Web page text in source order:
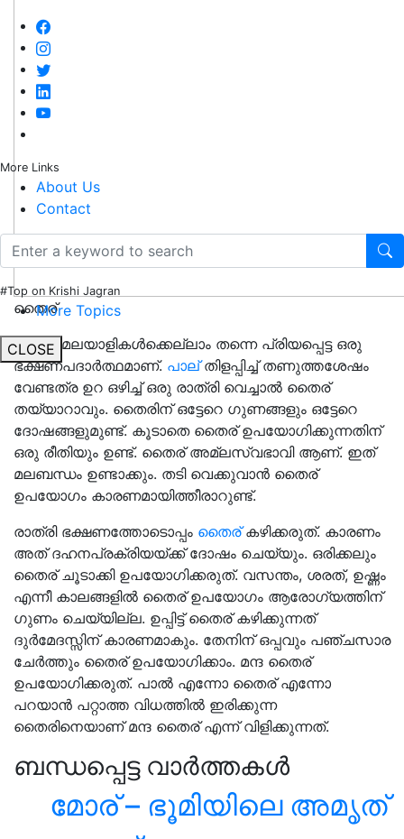
More Links
About Us
Contact
#Top on Krishi Jagran
More Topics
CLOSE
തൈര്
തൈര് മലയാളികൾക്കെല്ലാം തന്നെ പ്രിയപ്പെട്ട ഒരു
ഭക്ഷണപദാർത്ഥമാണ്. പാല്തിളപ്പിച്ച് തണുത്തശേഷം
വേണ്ടത്ര ഉറ ഒഴിച്ച് ഒരു രാത്രി വെച്ചാൽ തൈര്
തയ്യാറാവും. തൈരിന് ഒട്ടേറെ ഗുണങ്ങളും ഒട്ടേറെ
ദോഷങ്ങളുമുണ്ട്. കൂടാതെ തൈര് ഉപയോഗിക്കുന്നതിന്
ഒരു രീതിയും ഉണ്ട്. തൈര് അമ്ലസ്വഭാവി ആണ്. ഇത്
മലബന്ധം ഉണ്ടാക്കും. തടി വെക്കുവാൻ തൈര്
ഉപയോഗം കാരണമായിത്തീരാറുണ്ട്.
രാത്രി ഭക്ഷണത്തോടൊപ്പം തൈര്കഴിക്കരുത്. കാരണം
അത് ദഹനപ്രക്രിയയ്ക്ക് ദോഷം ചെയ്യും. ഒരിക്കലും
തൈര് ചൂടാക്കി ഉപയോഗിക്കരുത്. വസന്തം, ശരത്, ഉഷ്ണം
എന്നീ കാലങ്ങളിൽ തൈര് ഉപയോഗം ആരോഗ്യത്തിന്
ഗുണം ചെയ്യില്ല. ഉപ്പിട്ട് തൈര് കഴിക്കുന്നത്
ദുർമേദസ്സിന് കാരണമാകും. തേനിന് ഒപ്പവും പഞ്ചസാര
ചേർത്തും തൈര് ഉപയോഗിക്കാം. മന്ദ തൈര്
ഉപയോഗിക്കരുത്. പാൽ എന്നോ തൈര് എന്നോ
പറയാൻ പറ്റാത്ത വിധത്തിൽ ഇരിക്കുന്ന
തൈരിനെയാണ് മന്ദ തൈര് എന്ന് വിളിക്കുന്നത്.
ബന്ധപ്പെട്ട വാർത്തകൾ
മോര് – ഭൂമിയിലെ അമൃത്